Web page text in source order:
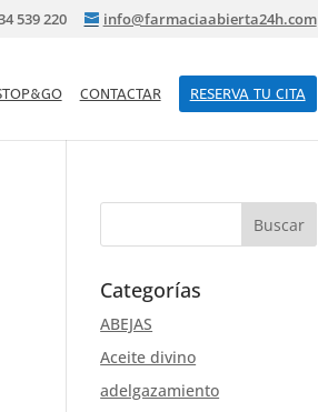
539 220 info@farmaciaabierta24h.com
CONTACTAR RESERVA TU CITA
Categorías
ABEJAS
Aceite divino
adelgazamiento